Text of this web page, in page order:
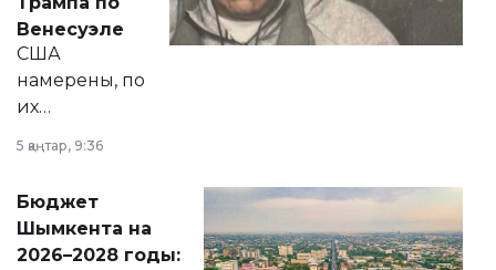
личного здоровья.
Венесуэле
США
намерены, по
их
принести
народу
Венесуэлы.
5 қаңтар, 9:36
Бюджет
Шымкента на
2026–2028 годы: